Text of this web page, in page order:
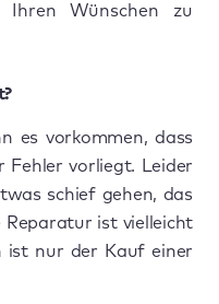
Ihren Wünschen zu
es vorkommen, dass
Fehler vorliegt. Leider
schief gehen, das
Reparatur ist vielleicht
ist nur der Kauf einer